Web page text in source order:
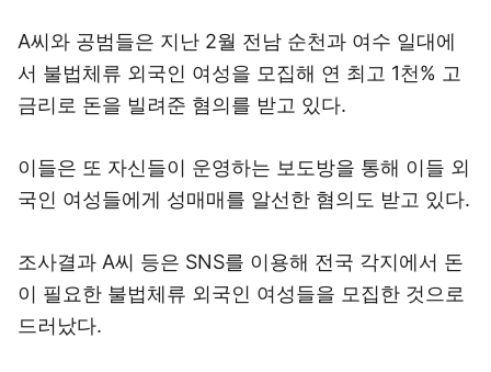
A씨와 공범들은 지난 2월 전남 순천과 여수 일대에
서 불법체류 외국인 여성을 모집해 연 최고 1천% 고
금리로 돈을 빌려준 혐의를 받고 있다.
이들은 또 자신들이 운영하는 보도방을 통해 이들 외
국인 여성들에게 성매매를 알선한 혐의도 받고 있다.
조사결과 A씨 등은 SNS를 이용해 전국 각지에서 돈
이 필요한 불법체류 외국인 여성들을 모집한 것으로
드러났다.